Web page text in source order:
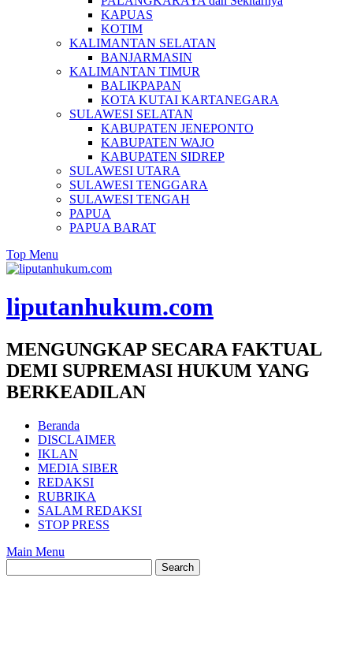
KAPUAS
KOTIM
KALIMANTAN SELATAN
BANJARMASIN
KALIMANTAN TIMUR
BALIKPAPAN
KOTA KUTAI KARTANEGARA
SULAWESI SELATAN
KABUPATEN JENEPONTO
KABUPATEN WAJO
KABUPATEN SIDREP
SULAWESI UTARA
SULAWESI TENGGARA
SULAWESI TENGAH
PAPUA
PAPUA BARAT
Top Menu
liputanhukum.com
MENGUNGKAP SECARA FAKTUAL
DEMI SUPREMASI HUKUM YANG
BERKEADILAN
Beranda
DISCLAIMER
IKLAN
MEDIA SIBER
REDAKSI
RUBRIKA
SALAM REDAKSI
STOP PRESS
Main Menu